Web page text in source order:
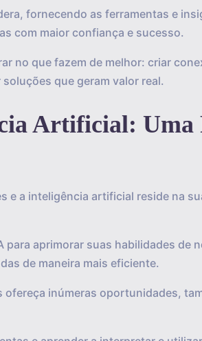
fornecendo as ferramentas e
com maior confiança e sucesso.
no que fazem de melhor: criar
que geram valor real.
Artificial: Uma
e a inteligência artificial reside na
aprimorar suas habilidades de
de maneira mais eficiente.
inúmeras oportunidades,